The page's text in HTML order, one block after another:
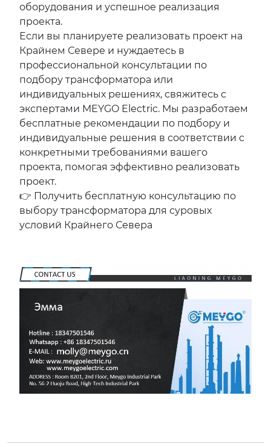
оборудования и успешное реализация
проекта.
Если вы планируете реализовать проект на
Крайнем Севере и нуждаетесь в
профессиональной консультации по
подбору трансформатора или
индивидуальных решениях, свяжитесь с
экспертами MEYGO Electric. Мы разработаем
бесплатные рекомендации по подбору и
индивидуальные решения в соответствии с
конкретными требованиями вашего
проекта, помогая эффективно реализовать
проект.
👉 Получить бесплатную консультацию по
выбору трансформатора для суровых
условий Крайнего Севера